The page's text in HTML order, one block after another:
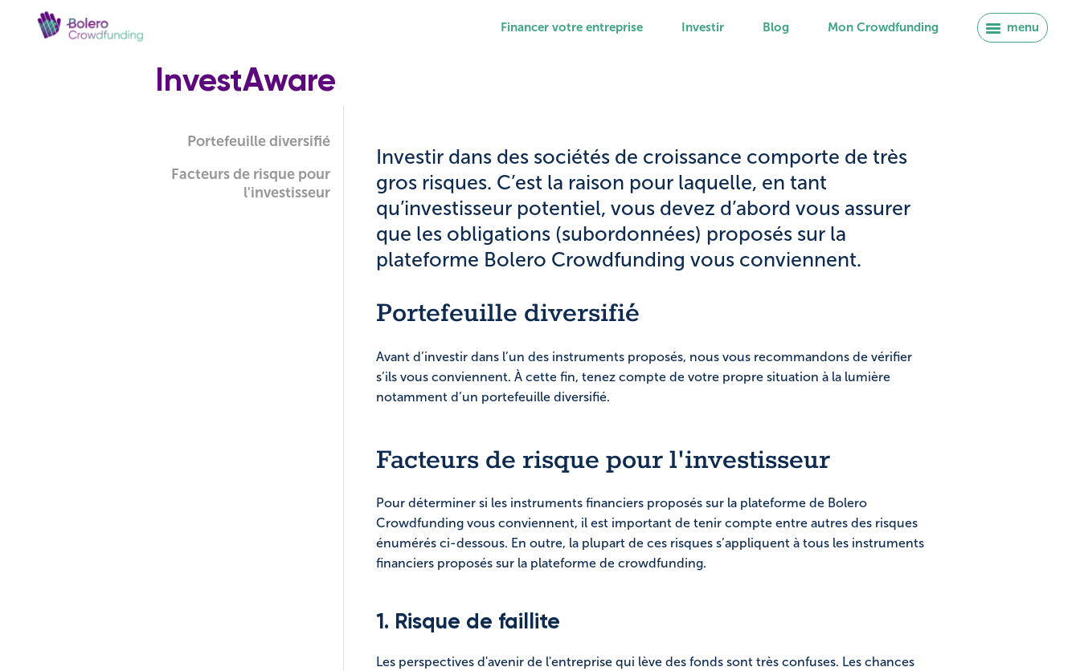
Financer votre entreprise Investir Blog Mon Crowdfunding menu
InvestAware
Portefeuille diversifié
Facteurs de risque pour
l'investisseur
Investir dans des sociétés de croissance comporte de très
gros risques. C’est la raison pour laquelle, en tant
qu’investisseur potentiel, vous devez d’abord vous assurer
que les obligations (subordonnées) proposés sur la
plateforme Bolero Crowdfunding vous conviennent.
Portefeuille diversifié
Avant d’investir dans l’un des instruments proposés, nous vous recommandons de vérifier
s’ils vous conviennent. À cette fin, tenez compte de votre propre situation à la lumière
notamment d’un portefeuille diversifié.
Facteurs de risque pour l'investisseur
Pour déterminer si les instruments financiers proposés sur la plateforme de Bolero
Crowdfunding vous conviennent, il est important de tenir compte entre autres des risques
énumérés ci-dessous. En outre, la plupart de ces risques s’appliquent à tous les instruments
financiers proposés sur la plateforme de crowdfunding.
1. Risque de faillite
Les perspectives d'avenir de l'entreprise qui lève des fonds sont très confuses. Les chances